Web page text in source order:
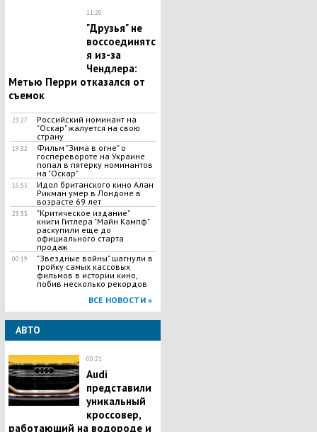
11:20
"Друзья" не
воссоединятс
я из-за
Чендлера:
Метью Перри отказался от
съемок
23:27
Российский номинант на
"Оскар" жалуется на свою
страну
19:32
Фильм "Зима в огне" о
госперевороте на Украине
попал в пятерку номинантов
на "Оскар"
16:55
Идол британского кино Алан
Рикман умер в Лондоне в
возрасте 69 лет
23:33
"Критическое издание"
книги Гитлера "Майн Кампф"
раскупили еще до
официального старта
продаж
00:19
"Звездные войны" шагнули в
тройку самых кассовых
фильмов в истории кино,
побив несколько рекордов
ВСЕ НОВОСТИ »
АВТО
00:21
Audi
представили
уникальный
кроссовер,
работающий на водороде и